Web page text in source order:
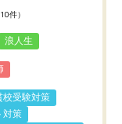
10件）
浪人生
校受験対策
対策